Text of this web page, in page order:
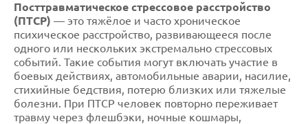
Посттравматическое стрессовое расстройство
(ПТСР) — это тяжёлое и часто хроническое
психическое расстройство, развивающееся после
одного или нескольких экстремально стрессовых
событий. Такие события могут включать участие в
боевых действиях, автомобильные аварии, насилие,
стихийные бедствия, потерю близких или тяжелые
болезни. При ПТСР человек повторно переживает
травму через флешбэки, ночные кошмары,